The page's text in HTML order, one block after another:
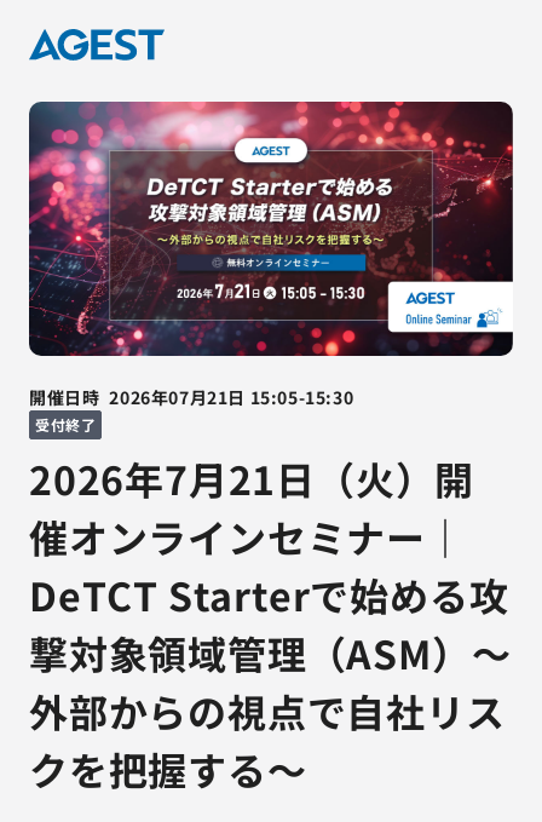
開催日時 2026年07月21日 15:05-15:30
受付終了
2026年7月21日（火）開
催オンラインセミナー｜
DeTCT Starterで始める攻
撃対象領域管理（ASM）～
外部からの視点で自社リス
クを把握する～